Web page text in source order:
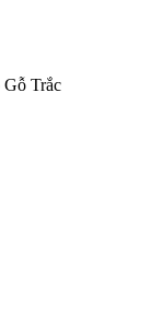
Gỗ Trắc